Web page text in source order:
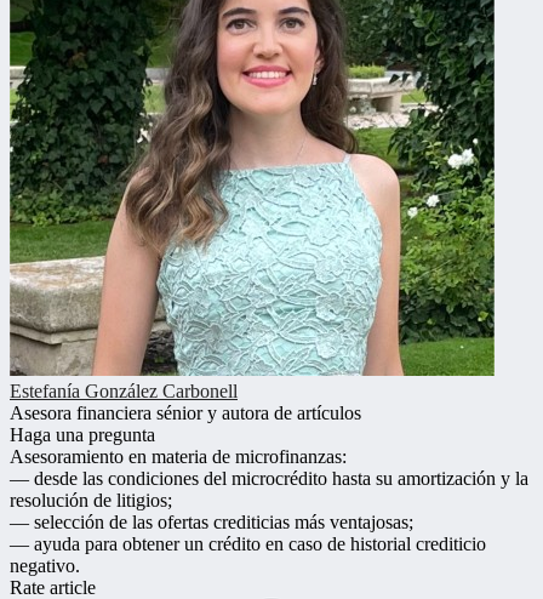
Estefanía González Carbonell
Asesora financiera sénior y autora de artículos
Haga una pregunta
Asesoramiento en materia de microfinanzas:
— desde las condiciones del microcrédito hasta su amortización y la
resolución de litigios;
— selección de las ofertas crediticias más ventajosas;
— ayuda para obtener un crédito en caso de historial crediticio
negativo.
Rate article